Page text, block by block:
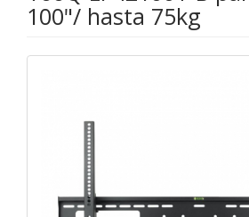
100"/ hasta 75kg